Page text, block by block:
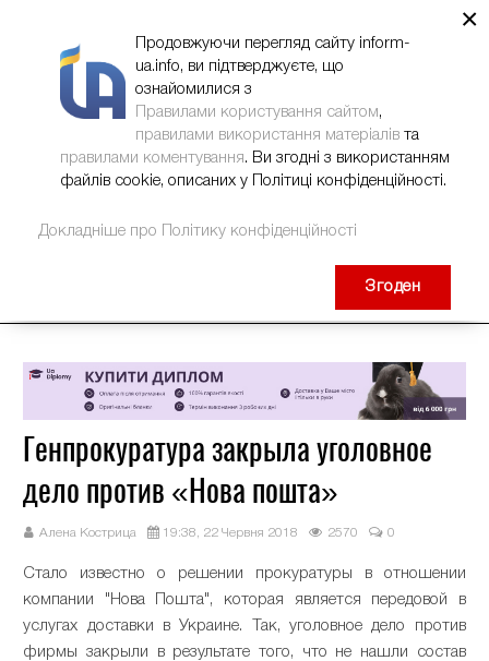
Генпрокуратура закрыла уголовное
дело против «Нова пошта»
Алена Кострица 19:38, 22 Червня 2018 2570 0
Стало известно о решении прокуратуры в отношении
компании "Нова Пошта", которая является передовой в
услугах доставки в Украине. Так, уголовное дело против
фирмы закрыли в результате того, что не нашли состав
×
Продовжуючи перегляд сайту inform-
ua.info, ви підтверджуєте, що
ознайомилися з
Правилами користування сайтом,
правилами використання матеріалів та
правилами коментування. Ви згодні з використанням
файлів cookie, описаних у Політиці конфіденційності.
Докладніше про Політику конфіденційності
Згоден